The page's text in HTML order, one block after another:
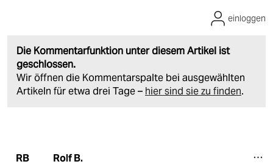
Die Kommentarfunktion unter diesem Artikel ist
geschlossen.
Wir öffnen die Kommentarspalte bei ausgewählten
Artikeln für etwa drei Tage – hier sind sie zu finden.
einloggen
RB Rolf B.